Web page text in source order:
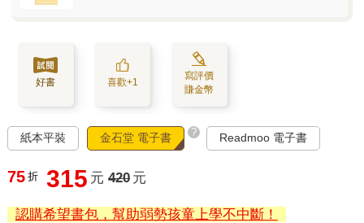
好書 喜歡+1
寫評價
賺金幣
紙本平裝 金石堂 電子書 ? Readmoo 電子書
75 折 315 元 420 元
認購希望書包，幫助弱勢孩童上學不中斷！